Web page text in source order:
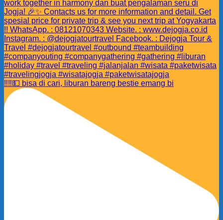
‼️‼️💵 bisa di cari, liburan bareng bestie emang bi